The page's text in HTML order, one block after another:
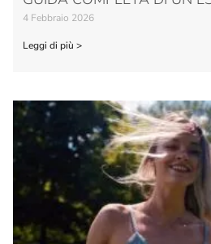
4 Febbraio 2026
Leggi di più >